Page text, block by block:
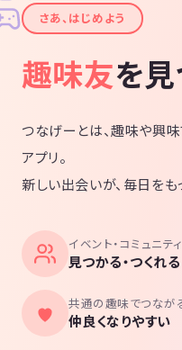
✦さあ、はじめよう
趣味友を
つなげーとは、趣味や興味
アプリ。
新しい出会いが、毎日をも
イベント・コミュニテ
見つかる・つくれる
共通の趣味でつなが
仲良くなりやすい